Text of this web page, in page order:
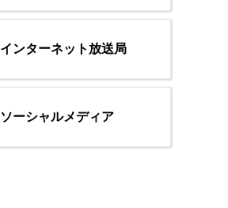
インターネット放送局
ソーシャルメディア